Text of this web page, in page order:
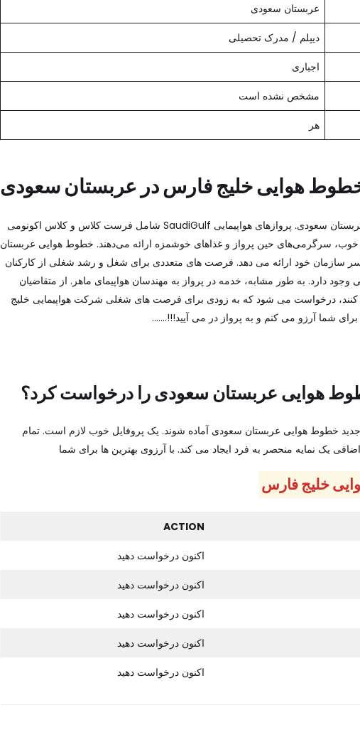
عربستان سعودی
دیپلم / مدرک تحصیلی
اجباری
مشخص نشده است
هر
هوایی خلیج فارس در عربستان سعودی
آخرین مشاغل خطوط هوایی خلیج فارس در عربستان سعودی. پروازهای هواپیمایی SaudiGulf شامل فرست کلاس و کلاس اکونومی
سرگرمی‌های حین پرواز و غذاهای خوشمزه ارائه می‌دهند. خطوط هوایی عربستان
سازمان خود ارائه می دهد. فرصت های متعددی برای شغل و رشد شغلی از کارکنان
دارد. به طور مشابه، خدمه در پرواز به مهندسان هواپیمای ماهر. از متقاضیان
کنند، درخواست می شود که به زودی برای فرصت های شغلی شرکت هواپیمایی خلیج
شما آرزو می کنم و به پرواز در می آیید!!!…….
هوایی عربستان سعودی را درخواست کرد؟
جدید خطوط هوایی عربستان سعودی آماده شوند. یک پروفایل خوب لازم است. تمام
یک نمایه منحصر به فرد ایجاد می کند. با آرزوی بهترین ها برای شما
خلیج فارس
ACTION
اکنون درخواست دهید
اکنون درخواست دهید
اکنون درخواست دهید
اکنون درخواست دهید
اکنون درخواست دهید